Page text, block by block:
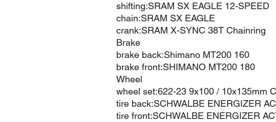
shifting:SRAM SX EAGLE 12-SPEED
chain:SRAM SX EAGLE
crank:SRAM X-SYNC 38T Chainring
Brake
brake back:Shimano MT200 160
brake front:SHIMANO MT200 180
Wheel
wheel set:622-23 9x100 / 10x135mm
tire back:SCHWALBE ENERGIZER
tire front:SCHWALBE ENERGIZER